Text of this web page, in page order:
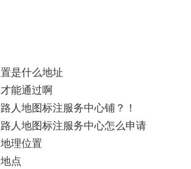
是什么地址
能通过啊
人地图标注服务中心铺？！
人地图标注服务中心怎么申请
理位置
点